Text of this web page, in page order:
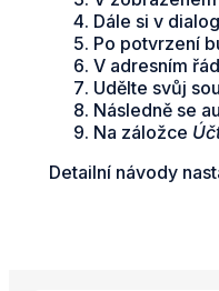
Dále si v
Po potvrzení
V adresním
Udělte svůj
Následně se
Na záložce
Detailní návody